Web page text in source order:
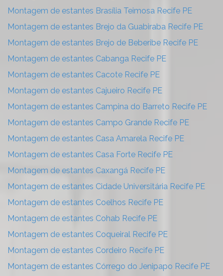
Montagem de estantes Brasília Teimosa Recife PE
Montagem de estantes Brejo da Guabiraba Recife PE
Montagem de estantes Brejo de Beberibe Recife PE
Montagem de estantes Cabanga Recife PE
Montagem de estantes Cacote Recife PE
Montagem de estantes Cajueiro Recife PE
Montagem de estantes Campina do Barreto Recife PE
Montagem de estantes Campo Grande Recife PE
Montagem de estantes Casa Amarela Recife PE
Montagem de estantes Casa Forte Recife PE
Montagem de estantes Caxangá Recife PE
Montagem de estantes Cidade Universitária Recife PE
Montagem de estantes Coelhos Recife PE
Montagem de estantes Cohab Recife PE
Montagem de estantes Coqueiral Recife PE
Montagem de estantes Cordeiro Recife PE
Montagem de estantes Córrego do Jenipapo Recife PE